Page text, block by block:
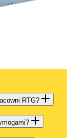
RTG?